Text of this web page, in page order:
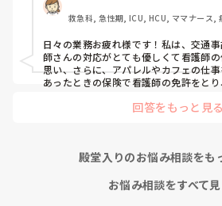
救急科, 急性期, ICU, HCU, ママナース,
日々の業務お疲れ様です！私は、交通
師さんの対応がとても優しくて看護師
思い、さらに、アパレルやカフェの仕
あったときの保険で看護師の免許をと
回答をもっと見る
殿堂入りのお悩み相談をも
お悩み相談をすべて